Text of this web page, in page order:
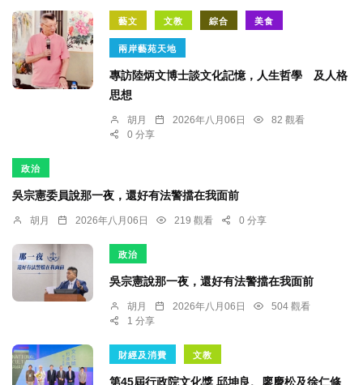
藝文 文教 綜合 美食
兩岸藝苑天地
專訪陸炳文博士談文化記憶，人生哲學 及人格
思想
胡月 2026年八月06日
82 觀看
0 分享
政治
吳宗憲委員說那一夜，還好有法警擋在我面前
胡月 2026年八月06日 219 觀看 0 分享
政治
吳宗憲說那一夜，還好有法警擋在我面前
胡月 2026年八月06日
504 觀看
1 分享
財經及消費 文教
第45屆行政院文化獎 邱坤良、廖慶松及徐仁修